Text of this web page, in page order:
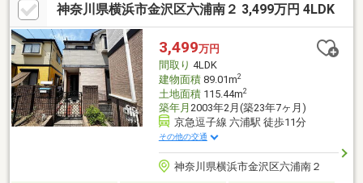
神奈川県横浜市金沢区六浦南２ 3,499万円 4LDK
3,499万円
間取り 4LDK
建物面積89.01m2
土地面積115.44m2
築年月 2003年2月(築23年7ヶ月)
京急逗子線 六浦駅 徒歩11分
その他の交通
神奈川県横浜市金沢区六浦南２